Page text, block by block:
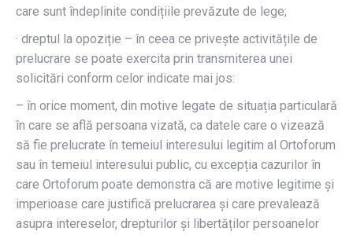
care sunt îndeplinite condițiile prevăzute de lege;
· dreptul la opoziție – în ceea ce privește activitățile de
prelucrare se poate exercita prin transmiterea unei
solicitări conform celor indicate mai jos:
– în orice moment, din motive legate de situația particulară
în care se află persoana vizată, ca datele care o vizează
să fie prelucrate în temeiul interesului legitim al Ortoforum
sau în temeiul interesului public, cu excepția cazurilor în
care Ortoforum poate demonstra că are motive legitime și
imperioase care justifică prelucrarea și care prevalează
asupra intereselor, drepturilor și libertăților persoanelor